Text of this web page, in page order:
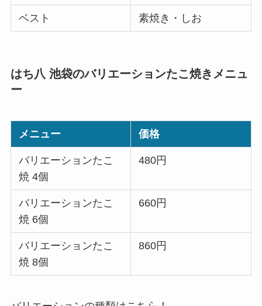
ベスト 素焼き・しお
はち八 池袋のバリエーションたこ焼きメニュ
ー
メニュー 価格
バリエーションたこ
焼 4個
480円
バリエーションたこ
焼 6個
660円
バリエーションたこ
焼 8個
860円